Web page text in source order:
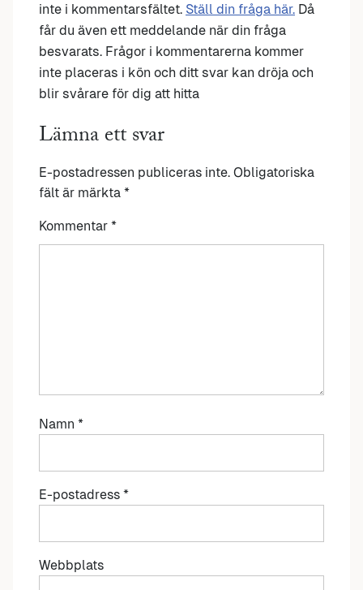
inte i kommentarsfältet. Ställ din fråga här. Då
får du även ett meddelande när din fråga
besvarats. Frågor i kommentarerna kommer
inte placeras i kön och ditt svar kan dröja och
blir svårare för dig att hitta
Lämna ett svar
E-postadressen publiceras inte. Obligatoriska
fält är märkta *
Kommentar *
Namn *
E-postadress *
Webbplats